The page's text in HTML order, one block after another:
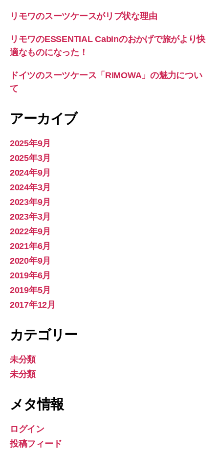
リモワのスーツケースがリブ状な理由
リモワのESSENTIAL Cabinのおかげで旅がより快
適なものになった！
ドイツのスーツケース「RIMOWA」の魅力につい
て
アーカイブ
2025年9月
2025年3月
2024年9月
2024年3月
2023年9月
2023年3月
2022年9月
2021年6月
2020年9月
2019年6月
2019年5月
2017年12月
カテゴリー
未分類
未分類
メタ情報
ログイン
投稿フィード